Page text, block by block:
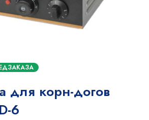
для корн-догов
6